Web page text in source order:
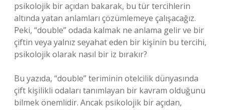
psikolojik bir açıdan bakarak, bu tür tercihlerin
altında yatan anlamları çözümlemeye çalışacağız.
Peki, “double” odada kalmak ne anlama gelir ve bir
çiftin veya yalnız seyahat eden bir kişinin bu tercihi,
psikolojik olarak nasıl bir iz bırakır?
Bu yazıda, “double” teriminin otelcilik dünyasında
çift kişilikli odaları tanımlayan bir kavram olduğunu
bilmek önemlidir. Ancak psikolojik bir açıdan,